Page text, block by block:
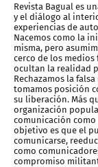
Revista Bagual es
y el diálogo al
experiencias de
Nacemos como la
misma, pero
cerco de los
ocultan la realidad
Rechazamos la
tomamos posición
su liberación. Más
organización
comunicación
objetivo es que el
comunicarse,
como
compromiso